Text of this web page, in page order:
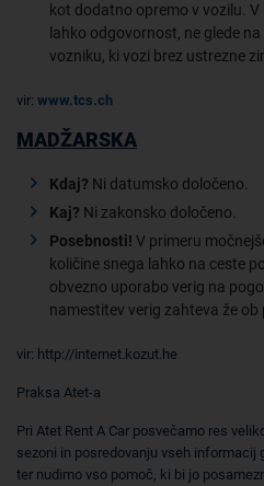
kot dodatno opremo v vozilu.
lahko odgovornost, ne glede
vozniku, ki vozi brez ustrezne
vir: www.tcs.ch
MADŽARSKA
Kdaj? Ni datumsko določeno.
Kaj? Ni zakonsko določeno.
Posebnosti! V primeru
količine snega lahko na ceste
obvezno uporabo verig na
namestitev verig zahteva že ob
vir: http://internet.kozut.he
Praksa Atet-a
Pri Atet Rent A Car posvečamo res
sezoni in posredovanju vseh informacij
ter nudimo vso pomoč, ki bi jo